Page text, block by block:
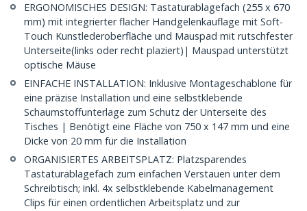
ERGONOMISCHES DESIGN: Tastaturablagefach (255 x 670
mm) mit integrierter flacher Handgelenkauflage mit Soft-
Touch Kunstlederoberfläche und Mauspad mit rutschfester
Unterseite(links oder recht plaziert)| Mauspad unterstützt
optische Mäuse
EINFACHE INSTALLATION: Inklusive Montageschablone für
eine präzise Installation und eine selbstklebende
Schaumstoffunterlage zum Schutz der Unterseite des
Tisches | Benötigt eine Fläche von 750 x 147 mm und eine
Dicke von 20 mm für die Installation
ORGANISIERTES ARBEITSPLATZ: Platzsparendes
Tastaturablagefach zum einfachen Verstauen unter dem
Schreibtisch; inkl. 4x selbstklebende Kabelmanagement
Clips für einen ordentlichen Arbeitsplatz und zur